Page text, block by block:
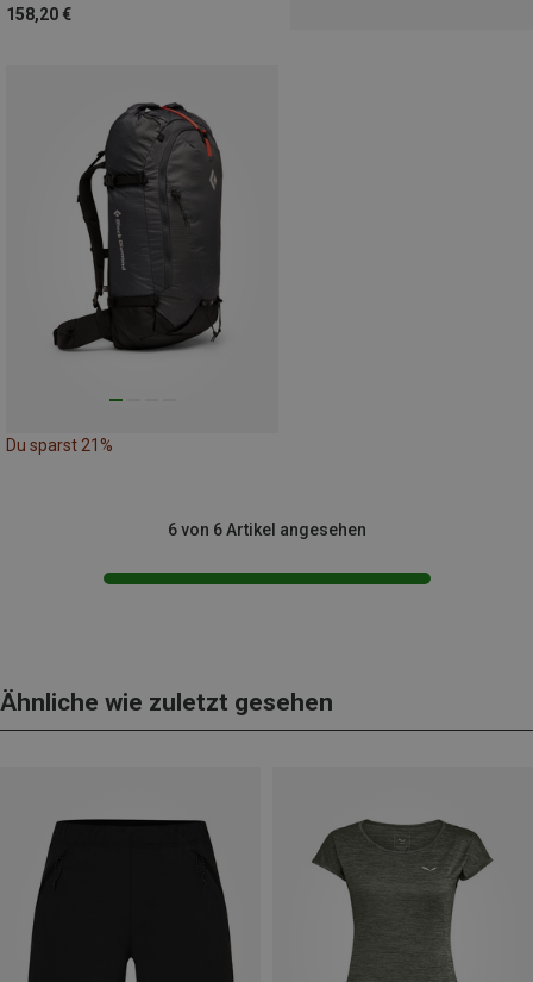
158,20 €
Du sparst 21%
6 von 6 Artikel angesehen
Ähnliche wie zuletzt gesehen